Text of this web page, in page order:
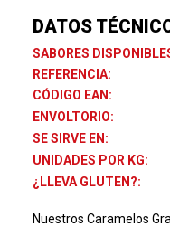
DATOS
SABORES DISPONIBLES:
REFERENCIA:
CÓDIGO EAN:
ENVOLTORIO:
SE SIRVE EN:
UNIDADES POR KG:
¿LLEVA GLUTEN?:
Nuestros Caramelos